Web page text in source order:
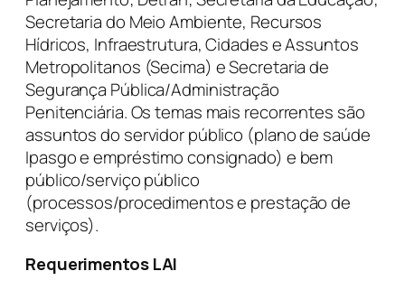
Secretaria do Meio Ambiente, Recursos
Hídricos, Infraestrutura, Cidades e Assuntos
Metropolitanos (Secima) e Secretaria de
Segurança Pública/Administração
Penitenciária. Os temas mais recorrentes são
assuntos do servidor público (plano de saúde
Ipasgo e empréstimo consignado) e bem
público/serviço público
(processos/procedimentos e prestação de
serviços).
Requerimentos LAI